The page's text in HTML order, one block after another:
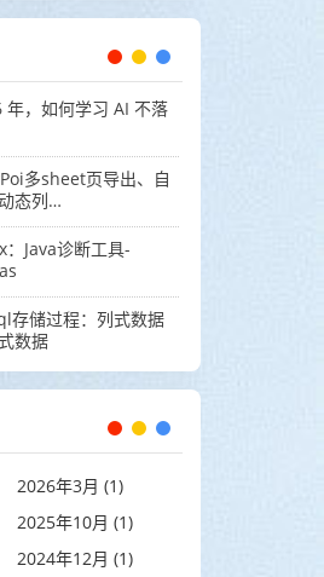
年，如何学习 AI 不落
多sheet页导出、自
态列
：Java诊断工具-
存储过程：列式数据
数据
2026年3月 (1)
2025年10月 (1)
2024年12月 (1)